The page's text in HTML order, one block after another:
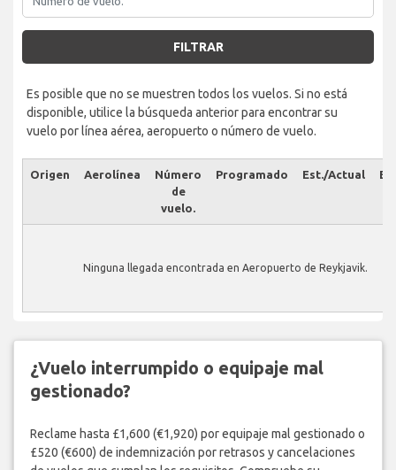
FILTRAR
Es posible que no se muestren todos los vuelos. Si no está
disponible, utilice la búsqueda anterior para encontrar su
vuelo por línea aérea, aeropuerto o número de vuelo.
Origen Aerolínea
Número
de
vuelo.
Programado Est./Actual
Ninguna llegada encontrada en Aeropuerto de Reykjavik.
¿Vuelo interrumpido o equipaje mal
gestionado?
Reclame hasta £1,600 (€1,920) por equipaje mal gestionado o
£520 (€600) de indemnización por retrasos y cancelaciones